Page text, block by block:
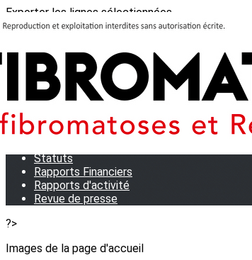
Exporter les lignes sélectionnées
Exporter toutes les colonnes
Qui sommes-nous?
Statuts
Rapports Financiers
Rapports d'activité
Revue de presse
?>
Images de la page d'accueil